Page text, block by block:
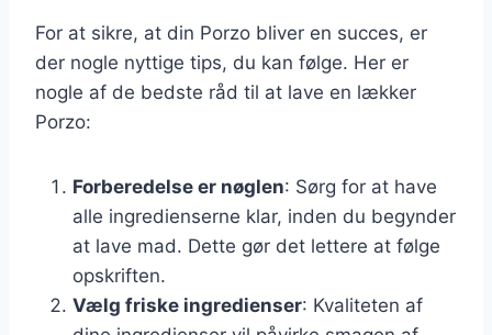
For at sikre, at din Porzo bliver en succes, er
der nogle nyttige tips, du kan følge. Her er
nogle af de bedste råd til at lave en lækker
Porzo:
Forberedelse er nøglen: Sørg for at have
alle ingredienserne klar, inden du begynder
at lave mad. Dette gør det lettere at følge
opskriften.
Vælg friske ingredienser: Kvaliteten af